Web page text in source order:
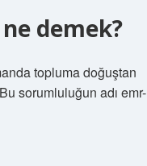
demek?
topluma doğuştan
sorumluluğun adı emr-